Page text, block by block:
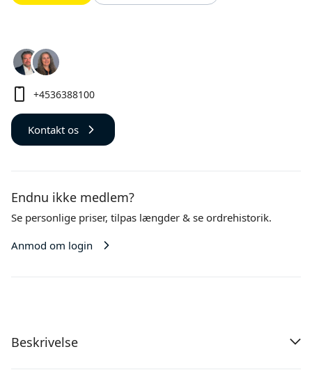
+4536388100
Kontakt os
Endnu ikke medlem?
Se personlige priser, tilpas længder & se ordrehistorik.
Anmod om login
Beskrivelse